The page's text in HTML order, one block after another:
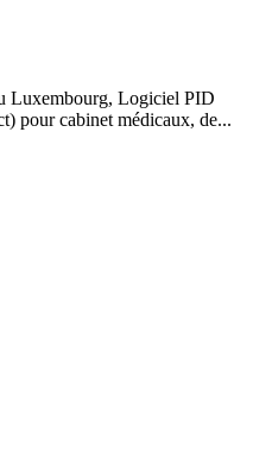
Luxembourg, Logiciel PID
pour cabinet médicaux, de...